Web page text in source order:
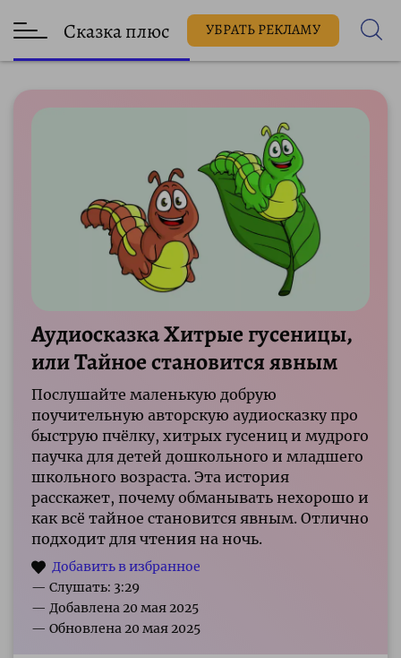
Сказка плюс УБРАТЬ РЕКЛАМУ
Аудиосказка Хитрые гусеницы,
или Тайное становится явным
Послушайте маленькую добрую
поучительную авторскую аудиосказку про
быструю пчёлку, хитрых гусениц и мудрого
паучка для детей дошкольного и младшего
школьного возраста. Эта история
расскажет, почему обманывать нехорошо и
как всё тайное становится явным. Отлично
подходит для чтения на ночь.
— Слушать: 3:29